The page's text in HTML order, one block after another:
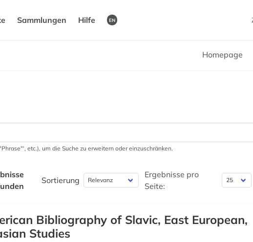
Sammlungen Hilfe EN
Homepage
etc.), um die Suche zu erweitern oder einzuschränken.
Sortierung
Ergebnisse pro
Seite:
Bibliography of Slavic, East European,
Studies